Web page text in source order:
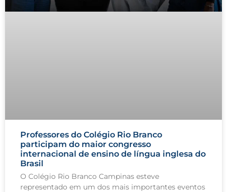
Professores do Colégio Rio Branco
participam do maior congresso
internacional de ensino de língua inglesa do
Brasil
O Colégio Rio Branco Campinas esteve
representado em um dos mais importantes eventos